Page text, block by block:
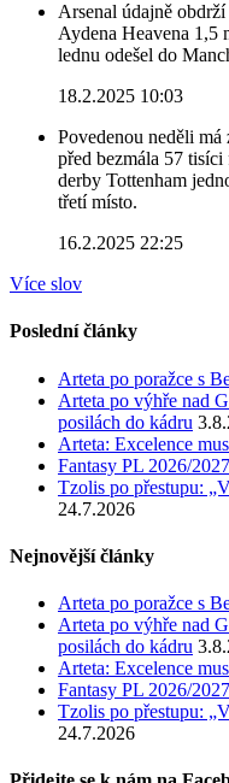
Arsenal údajně
Aydena Heavena 1,5
lednu odešel do
18.2.2025 10:03
Povedenou neděli
před bezmála 57
derby Tottenham
třetí místo.
16.2.2025 22:25
Více slov
Poslední články
Arteta po poražce s
Arteta po výhře nad
posilách do kádru
Arteta: Excelence
Fantasy PL 2026/2027
Tzolis po přestupu:
24.7.2026
Nejnovější články
Arteta po poražce s
Arteta po výhře nad
posilách do kádru
Arteta: Excelence
Fantasy PL 2026/2027
Tzolis po přestupu:
24.7.2026